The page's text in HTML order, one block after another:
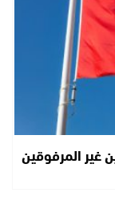
غير المرفوقين